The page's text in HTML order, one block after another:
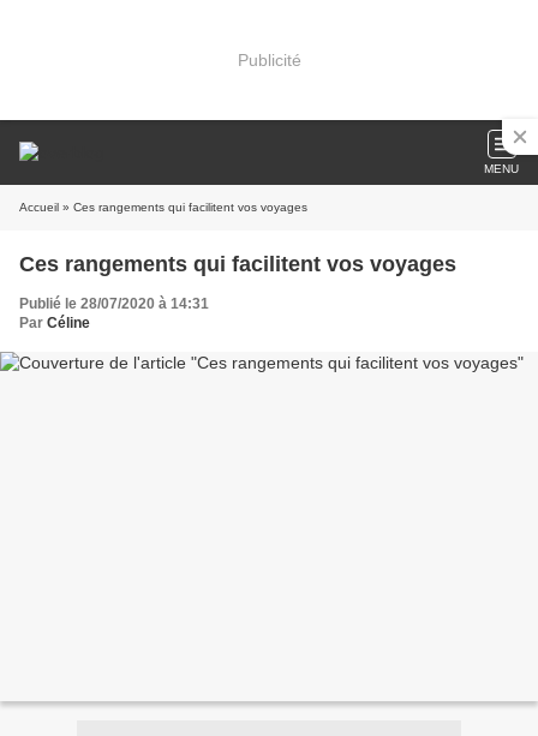
Publicité
MENU
Accueil » Ces rangements qui facilitent vos voyages
Ces rangements qui facilitent vos voyages
Publié le 28/07/2020 à 14:31
Par Céline